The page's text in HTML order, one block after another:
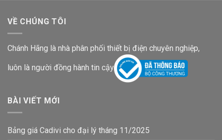
VỀ CHÚNG TÔI
Chánh Hãng là nhà phân phối thiết bị điện chuyên nghiệp,
luôn là người đồng hành tin cậy
BÀI VIẾT MỚI
Bảng giá Cadivi cho đại lý tháng 11/2025